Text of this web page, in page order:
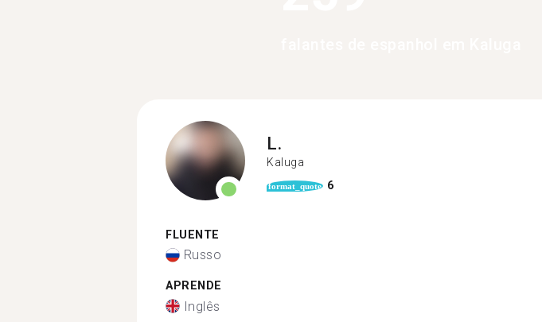
L.
Kaluga
format_quote 6
FLUENTE
Russo
APRENDE
Inglês